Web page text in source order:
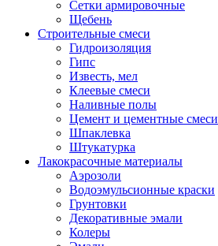
Сетки армировочные
Щебень
Строительные смеси
Гидроизоляция
Гипс
Известь, мел
Клеевые смеси
Наливные полы
Цемент и цементные смеси
Шпаклевка
Штукатурка
Лакокрасочные материалы
Аэрозоли
Водоэмульсионные краски
Грунтовки
Декоративные эмали
Колеры